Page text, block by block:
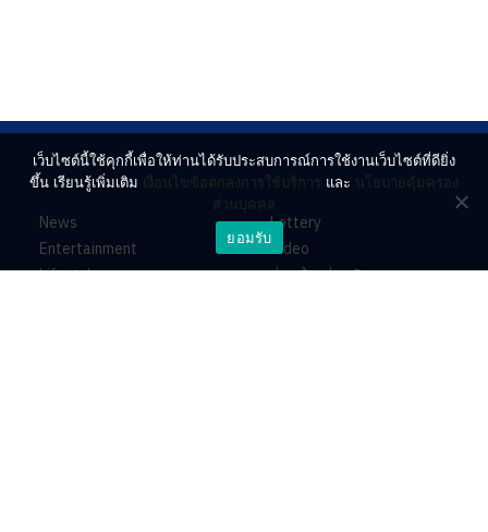
News
Entertainment
Lifestyle
Lottery
Video
ร่วมด้วยช่วยกัน
เว็บไซต์นี้ใช้คุกกี้เพื่อให้ท่านได้รับประสบการณ์การใช้งานเว็บไซต์ที่ดียิ่ง
ขึ้น เรียนรู้เพิ่มเติม เงื่อนไขข้อตกลงการใช้บริการ และ นโยบายคุ้มครอง
ส่วนบุคคล
ยอมรับ